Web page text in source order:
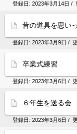
登録日: 2023年3月14日 /
昔の道具を思い
登録日: 2023年3月9日 /
卒業式練習
登録日: 2023年3月6日 /
６年生を送る会
登録日: 2023年3月6日 /